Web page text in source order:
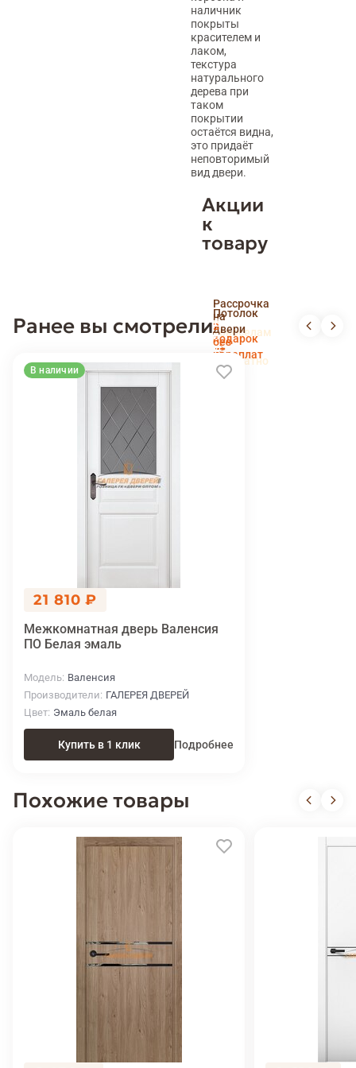
наличник
покрыты
красителем и
лаком,
текстура
натурального
дерева при
таком
покрытии
остаётся видна,
это придаёт
неповторимый
вид двери.
Акции
к
товару
пенсионерам
и
новоселам
Рассрочка
на
двери
без
переплат
Потолок
в
подарок
Доставка
и
установка
беслпатно
Ранее вы смотрели
В наличии
21 810 ₽
Межкомнатная дверь Валенсия
ПО Белая эмаль
Модель Валенсия
Производители ГАЛЕРЕЯ ДВЕРЕЙ
Цвет Эмаль белая
Купить в 1 клик Подробнее
Похожие товары